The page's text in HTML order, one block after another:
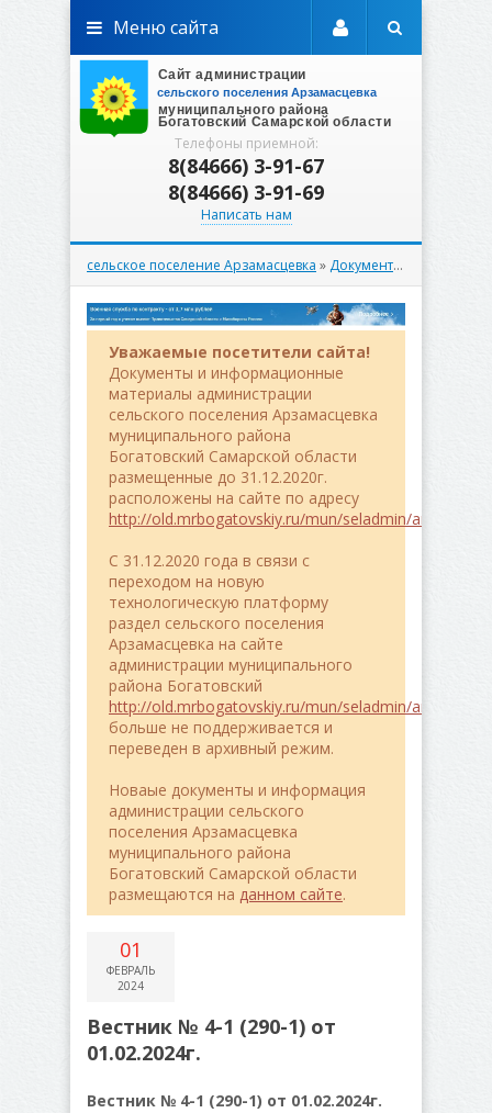
Телефоны приемной:
8(84666) 3-91-67
8(84666) 3-91-69
Написать нам
Меню сайта
сельское поселение Арзамасцевка » Документы
Уважаемые посетители сайта!
Документы и информационные
материалы администрации
сельского поселения Арзамасцевка
муниципального района
Богатовский Самарской области
размещенные до 31.12.2020г.
расположены на сайте по адресу
http://old.mrbogatovskiy.ru/mun/seladmin/
C 31.12.2020 года в связи с
переходом на новую
технологическую платформу
раздел сельского поселения
Арзамасцевка на сайте
администрации муниципального
района Богатовский
http://old.mrbogatovskiy.ru/mun/seladmin/
больше не поддерживается и
переведен в архивный режим.
Новаые документы и информация
администрации сельского
поселения Арзамасцевка
муниципального района
Богатовский Самарской области
размещаются на данном сайте.
01
ФЕВРАЛЬ
2024
Вестник № 4-1 (290-1) от
01.02.2024г.
Вестник № 4-1 (290-1) от 01.02.2024г.